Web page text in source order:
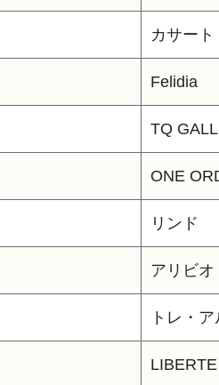
カサー
Felidia
TQ
ONE
リンド
アリビオ
トレ・
LIBERTE